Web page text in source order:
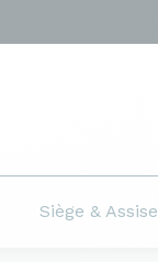
Siège & Assise